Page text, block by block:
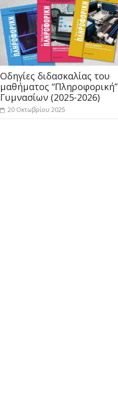
Οδηγίες διδασκαλίας του
μαθήματος “Πληροφορική”
Γυμνασίων (2025-2026)
20 Οκτωβρίου 2025